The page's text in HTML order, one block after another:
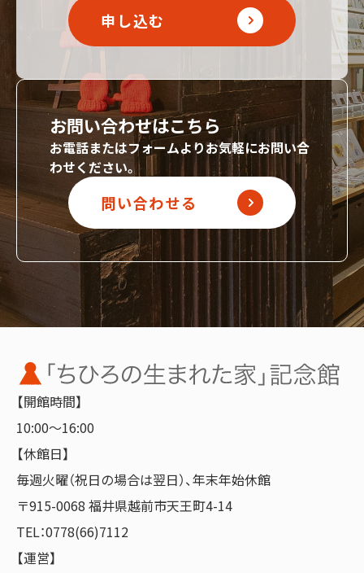
申し込む
お問い合わせはこちら
お電話またはフォームよりお気軽にお問い合
わせください。
問い合わせる
【開館時間】
10:00～16:00
【休館日】
毎週火曜（祝日の場合は翌日）、年末年始休館
〒915-0068 福井県越前市天王町4-14
TEL：0778(66)7112
【運営】